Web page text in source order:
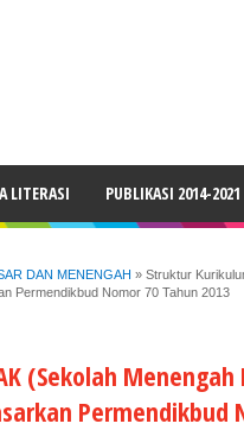
LITERASI PUBLIKASI 2014-2021
DAN MENENGAH » Struktur
Permendikbud Nomor 70 Tahun 2013
(Sekolah
Permendikbud